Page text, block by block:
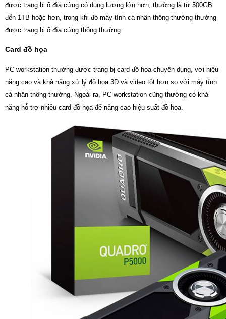
được trang bị ổ đĩa cứng có dung lượng lớn hơn, thường là từ 500GB
đến 1TB hoặc hơn, trong khi đó máy tính cá nhân thông thường thường
được trang bị ổ đĩa cứng thông thường.
Card đồ họa
PC workstation thường được trang bị card đồ họa chuyên dụng, với hiệu
năng cao và khả năng xử lý đồ họa 3D và video tốt hơn so với máy tính
cá nhân thông thường. Ngoài ra, PC workstation cũng thường có khả
năng hỗ trợ nhiều card đồ họa để nâng cao hiệu suất đồ họa.